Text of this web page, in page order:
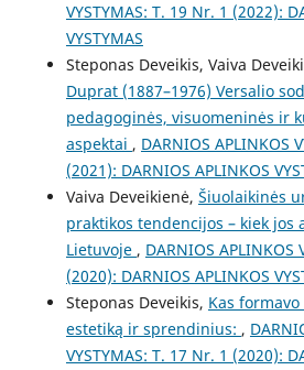
VYSTYMAS: T. 19 Nr. 1 (2022):
VYSTYMAS
Steponas Deveikis, Vaiva
Duprat (1887–1976) Versalio
pedagoginės, visuomeninės ir
aspektai , DARNIOS APLINKOS
(2021): DARNIOS APLINKOS
Vaiva Deveikienė, Šiuolaikinės
praktikos tendencijos – kiek jos
Lietuvoje , DARNIOS APLINKOS
(2020): DARNIOS APLINKOS
Steponas Deveikis, Kas
estetiką ir sprendinius: ,
VYSTYMAS: T. 17 Nr. 1 (2020):